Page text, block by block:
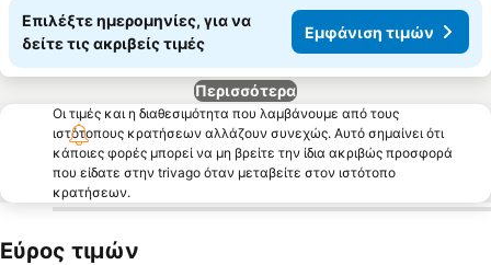
Επιλέξτε ημερομηνίες, για να
δείτε τις ακριβείς τιμές
Εμφάνιση τιμών
Περισσότερα
Οι τιμές και η διαθεσιμότητα που λαμβάνουμε από τους
ιστότοπους κρατήσεων αλλάζουν συνεχώς. Αυτό σημαίνει ότι
κάποιες φορές μπορεί να μη βρείτε την ίδια ακριβώς προσφορά
που είδατε στην trivago όταν μεταβείτε στον ιστότοπο
κρατήσεων.
Εύρος τιμών